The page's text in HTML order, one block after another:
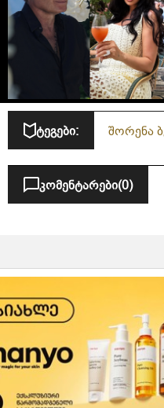
ტეგები: შორენა
კომენტარები(0)